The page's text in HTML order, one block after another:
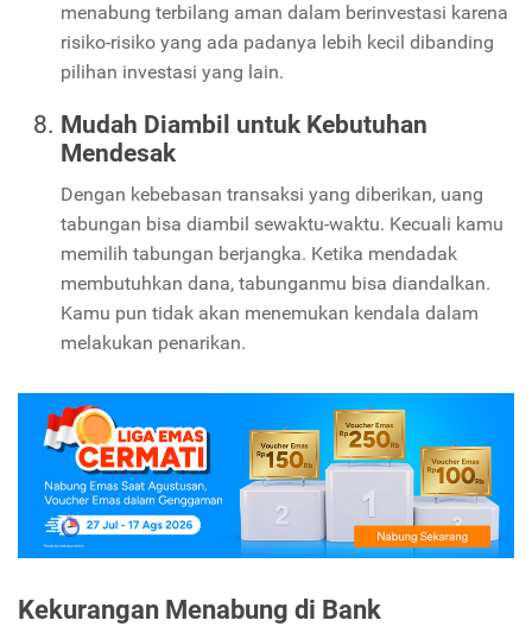
menabung terbilang aman dalam berinvestasi karena
risiko-risiko yang ada padanya lebih kecil dibanding
pilihan investasi yang lain.
Mudah Diambil untuk Kebutuhan
Mendesak
Dengan kebebasan transaksi yang diberikan, uang
tabungan bisa diambil sewaktu-waktu. Kecuali kamu
memilih tabungan berjangka. Ketika mendadak
membutuhkan dana, tabunganmu bisa diandalkan.
Kamu pun tidak akan menemukan kendala dalam
melakukan penarikan.
Kekurangan Menabung di Bank